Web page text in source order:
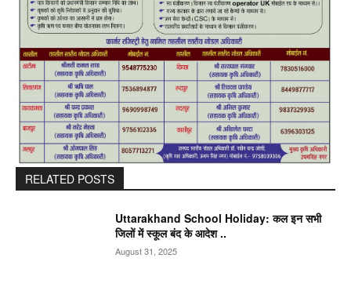
RELATED POSTS
Uttarakhand School Holiday: कल इन सभी
जिलों में स्कूल बंद के आदेश ..
August 31, 2025